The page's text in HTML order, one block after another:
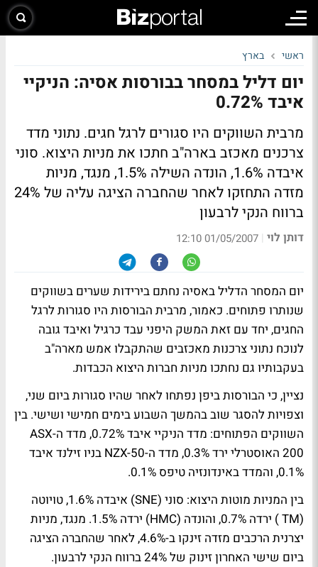
ראשי בארץ
יום דליל במסחר בבורסות אסיה: הניקיי
איבד 0.72%
מרבית השווקים היו סגורים לרגל חגים. נתוני מדד
צרכנים מאכזב בארה"ב חתכו את מניות היצוא. סוני
איבדה 1.6%, הונדה השילה 1.5%, מנגד, מניות
מזדה התחזקו לאחר שהחברה הציגה עליה של 24%
ברווח הנקי לרבעון
דותן לוי |
01/05/2007 12:10
יום המסחר הדליל באסיה נחתם בירידות שערים בשווקים
שנותרו פתוחים. כאמור, מרבית הבורסות היו סגורות לרגל
החגים, יחד עם זאת המשק היפני עבד כרגיל ואיבד גובה
לנוכח נתוני צרכנות מאכזבים שהתקבלו אמש מארה"ב
בעקבותיו גם נחתכו מניות חברות היצוא הכבדות.
נציין, כי הבורסות ביפן נפתחו לאחר שהיו סגורות ביום שני,
וצפויות להסגר שוב בהמשך השבוע בימים חמישי ושישי. בין
השווקים הפתוחים: מדד הניקיי איבד 0.72%, מדד ה-ASX
200 האוסטרלי ירד 0.3%, מדד ה-NZX-50 בניו זילנד איבד
0.1%, והמדד באינדונזיה טיפס 0.1%.
בין המניות מוטות היצוא: סוני (SNE) איבדה 1.6%, טויוטה
(TM ) ירדה 0.7%, והונדה (HMC) ירדה 1.5%. מנגד, מניות
יצרנית הרכבים מזדה זינקו ב-4.6%, לאחר שהחברה הציגה
ביום שישי האחרון זינוק של 24% ברווח הנקי לרבעון.